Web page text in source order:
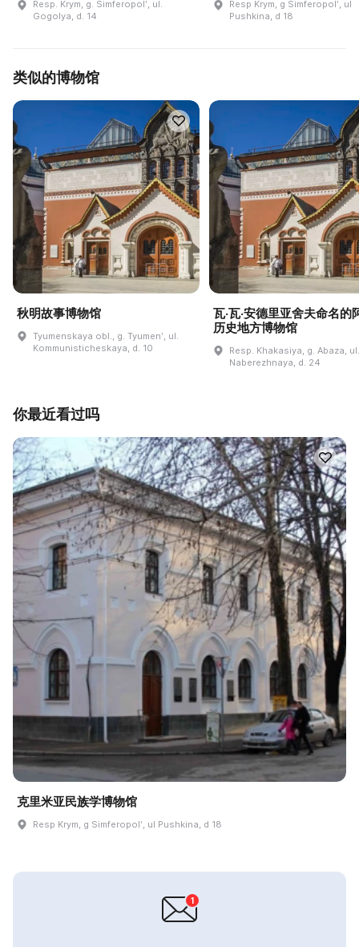
Resp. Krym, g. Simferopolʹ, ul.
Gogolya, d. 14
Resp Krym, g Simferopolʹ, ul
Pushkina, d 18
类似的博物馆
秋明故事博物馆
Tyumenskaya obl., g. Tyumenʹ, ul.
Kommunisticheskaya, d. 10
瓦·瓦·安德里亚舍夫命名的
历史地方博物馆
Resp. Khakasiya, g. Abaza, ul.
Naberezhnaya, d. 24
你最近看过吗
克里米亚民族学博物馆
Resp Krym, g Simferopolʹ, ul Pushkina, d 18